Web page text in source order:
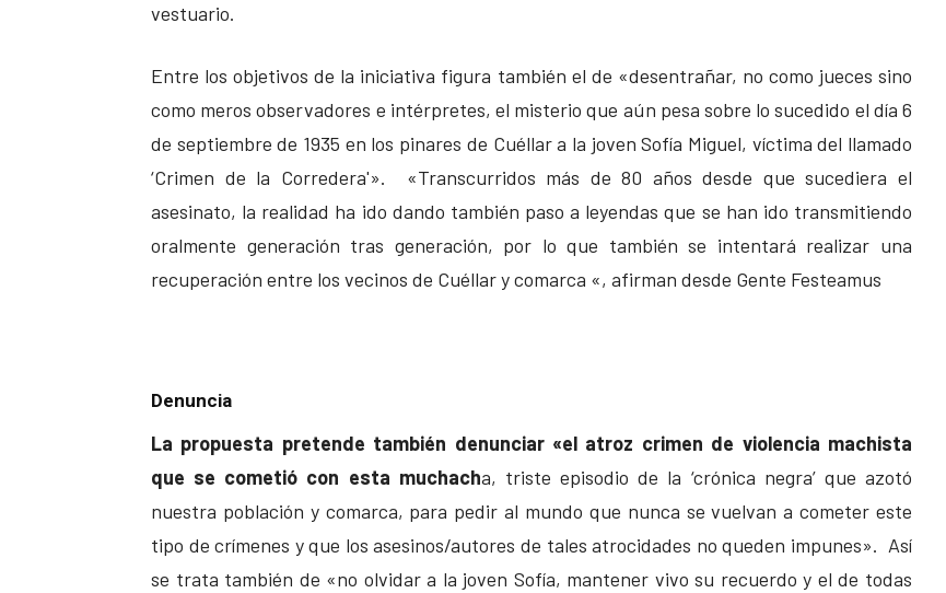
vestuario.
Entre los objetivos de la iniciativa figura también el de «desentrañar, no como jueces sino
como meros observadores e intérpretes, el misterio que aún pesa sobre lo sucedido el día 6
de septiembre de 1935 en los pinares de Cuéllar a la joven Sofía Miguel, víctima del llamado
‘Crimen de la Corredera'». «Transcurridos más de 80 años desde que sucediera el
asesinato, la realidad ha ido dando también paso a leyendas que se han ido transmitiendo
oralmente generación tras generación, por lo que también se intentará realizar una
recuperación entre los vecinos de Cuéllar y comarca «, afirman desde Gente Festeamus
Denuncia
La propuesta pretende también denunciar «el atroz crimen de violencia machista
que se cometió con esta muchacha, triste episodio de la ‘crónica negra’ que azotó
nuestra población y comarca, para pedir al mundo que nunca se vuelvan a cometer este
tipo de crímenes y que los asesinos/autores de tales atrocidades no queden impunes». Así
se trata también de «no olvidar a la joven Sofía, mantener vivo su recuerdo y el de todas